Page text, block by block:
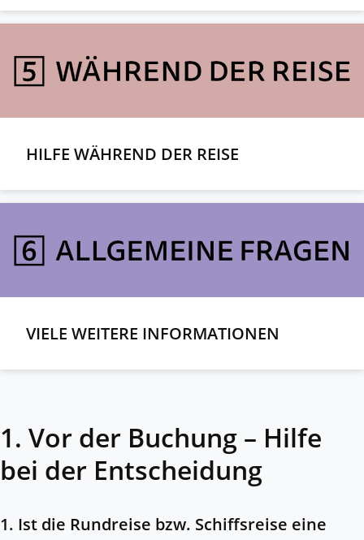
HILFE WÄHREND DER REISE
VIELE WEITERE INFORMATIONEN
1. Vor der Buchung – Hilfe
bei der Entscheidung
1. Ist die Rundreise bzw. Schiffsreise eine